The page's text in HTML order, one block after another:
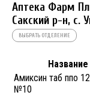
Аптека Фарм
Сакский р-н, с.
ВЫБРАТЬ ОТДЕЛЕНИЕ
Название
Амиксин таб ппо
№10